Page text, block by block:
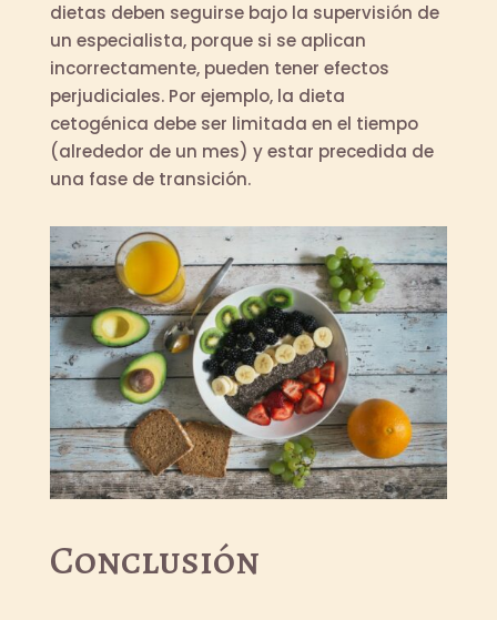
dietas deben seguirse bajo la supervisión de
un especialista, porque si se aplican
incorrectamente, pueden tener efectos
perjudiciales. Por ejemplo, la dieta
cetogénica debe ser limitada en el tiempo
(alrededor de un mes) y estar precedida de
una fase de transición.
Conclusión